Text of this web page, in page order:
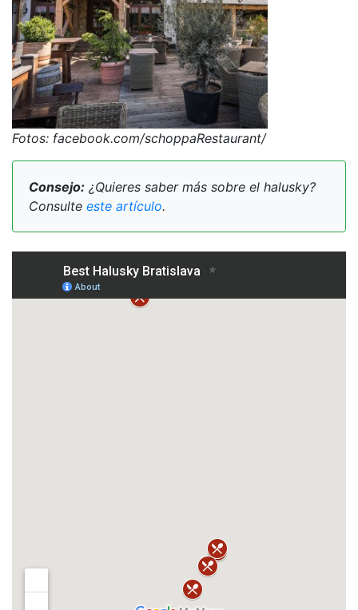
Fotos: facebook.com/schoppaRestaurant/
Consejo: ¿Quieres saber más sobre el halusky?
Consulte este artículo.